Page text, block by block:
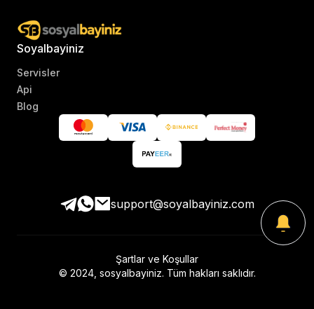
Soyalbayiniz
Servisler
Api
Blog
support@soyalbayiniz.com
© 2024, sosyalbayiniz. Tüm hakları saklıdır.
Şartlar ve Koşullar